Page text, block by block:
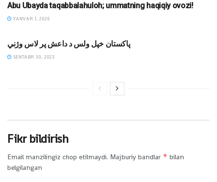
Abu Ubayda taqabbalahuloh; ummatning haqiqiy ovozi!
YANVAR 1, 2026
پاکستان خپل ولس د داعش پر لاس وژني
SENTABR 30, 2023
Fikr bildirish
Email manzilingiz chop etilmaydi. Majburiy bandlar * bilan
belgilangan